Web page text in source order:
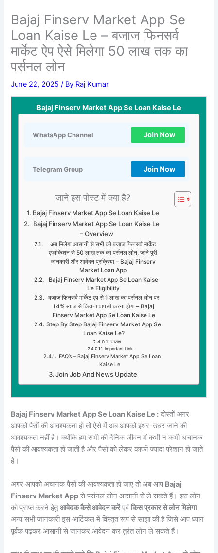
Bajaj Finserv Market App Se
Loan Kaise Le – बजाज फिनसर्व
मार्केट ऐप ऐसे मिलेगा 50 लाख तक का
पर्सनल लोन
June 22, 2025/ By Raj Kumar
Bajaj Finserv Market App Se Loan Kaise Le
WhatsApp Channel Join Now
Telegram Group Join Now
जाने इस पोस्ट में क्या है?
Bajaj Finserv Market App Se Loan Kaise Le
Bajaj Finserv Market App Se Loan Kaise Le
– Overview
अब मिलेगा आसानी से सभी को बजाज फिनसर्व मार्केट
एप्लीकेशन से 50 लाख तक का पर्सनल लोन, जाने पूरी
जानकारी और आवेदन प्रक्रिया – Bajaj Finserv
Market Loan App
Bajaj Finserv Market App Se Loan Kaise
Le Eligibility
बजाज फिनसर्व मार्केट एप से 1 लाख का पर्सनल लोन पर
14% ब्याज से कितना वापसी करना होगा – Bajaj
Finserv Market App Se Loan Kaise Le
Step By Step Bajaj Finserv Market App Se
Loan Kaise Le?
सारांश
Important Link
FAQ’s – Bajaj Finserv Market App Se Loan
Kaise Le
Join Job And News Update
Bajaj Finserv Market App Se Loan Kaise Le : दोस्तों अगर
आपको पैसों की आवश्यकता हो तो ऐसे में अब आपको इधर-उधर जाने की
आवश्यकता नहीं है। क्योंकि हम सभी की दैनिक जीवन में कभी न कभी अचानक
पैसों की आवश्यकता हो जाती है और पैसों को लेकर काफी ज्यादा परेशान हो जाते
हैं।
अगर आपको अचानक पैसों की आवश्यकता हो जाए तो अब आप Bajaj
Finserv Market App से पर्सनल लोन आसानी से ले सकते हैं। इस लोन
को प्राप्त करने हेतुआवेदक कैसे आवेदन करेंएवंकिस प्रकार से लोन मिलेगा
अन्य सभी जानकारी इस आर्टिकल में विस्तृत रूप से साझा की है जिसे आप ध्यान
पूर्वक पढ़कर आसानी से जानकर आवेदन कर तुरंत लोन ले सकते हैं।